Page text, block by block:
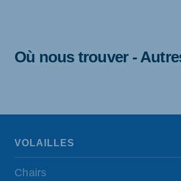
Où nous trouver -
VOLAILLES
Chairs